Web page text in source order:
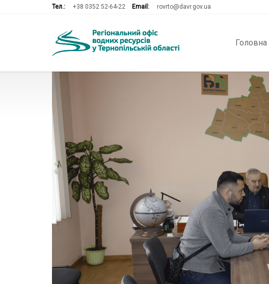
Тел.: +38 0352 52-64-22 Email: rovrto@davr.gov.ua
Головна